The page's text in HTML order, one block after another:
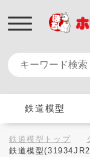
鉄道模型
鉄道模型トップ
鉄道模型